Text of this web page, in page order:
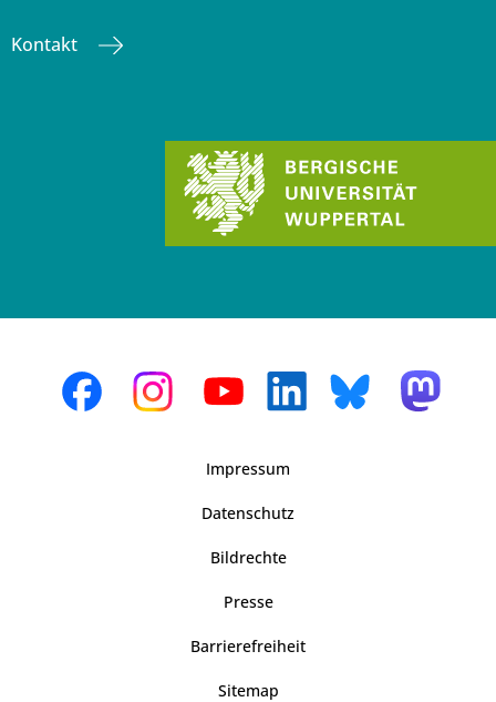
Kontakt
Impressum
Datenschutz
Bildrechte
Presse
Barrierefreiheit
Sitemap